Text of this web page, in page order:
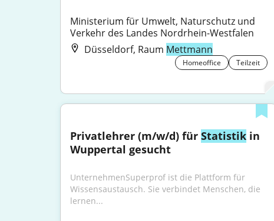
Ministerium für Umwelt, Naturschutz und
Verkehr des Landes Nordrhein-Westfalen
Düsseldorf, Raum Mettmann
Homeoffice Teilzeit
Privatlehrer (m/w/d) für Statistik in
Wuppertal gesucht
UnternehmenSuperprof ist die Plattform für
Wissensaustausch. Sie verbindet Menschen, die
lernen...